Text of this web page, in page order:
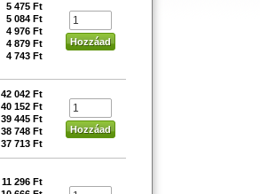
5 475 Ft
5 084 Ft
4 976 Ft
4 879 Ft
4 743 Ft
42 042 Ft
40 152 Ft
39 445 Ft
38 748 Ft
37 713 Ft
11 296 Ft